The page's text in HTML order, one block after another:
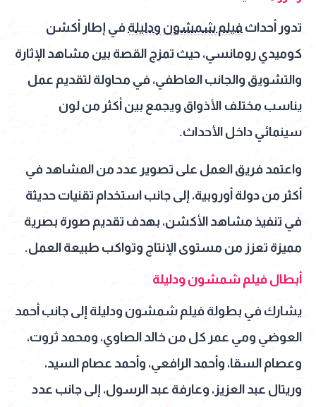
تدور أحداث فيلم شمشون ودليلة في إطار أكشن
كوميدي رومانسي، حيث تمزج القصة بين مشاهد الإثارة
والتشويق والجانب العاطفي، في محاولة لتقديم عمل
يناسب مختلف الأذواق ويجمع بين أكثر من لون
سينمائي داخل الأحداث.
واعتمد فريق العمل على تصوير عدد من المشاهد في
أكثر من دولة أوروبية، إلى جانب استخدام تقنيات حديثة
في تنفيذ مشاهد الأكشن، بهدف تقديم صورة بصرية
مميزة تعزز من مستوى الإنتاج وتواكب طبيعة العمل.
أبطال فيلم شمشون ودليلة
يشارك في بطولة فيلم شمشون ودليلة إلى جانب أحمد
العوضي ومي عمر كل من خالد الصاوي، ومحمد ثروت،
وعصام السقا، وأحمد الرافعي، وأحمد عصام السيد،
وريتال عبد العزيز، وعارفة عبد الرسول، إلى جانب عدد